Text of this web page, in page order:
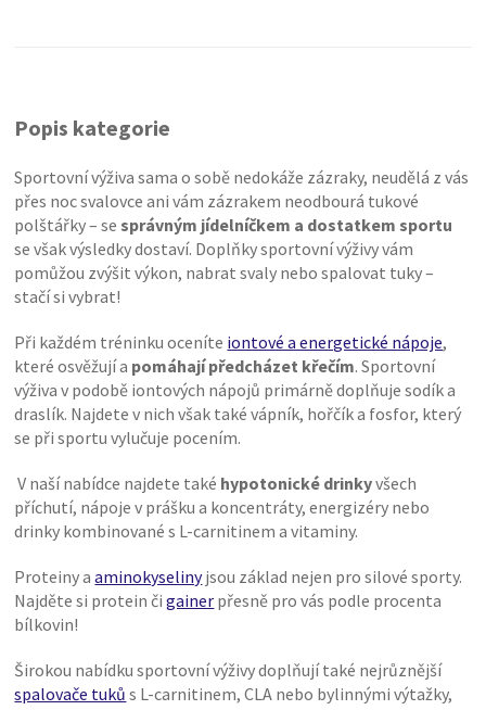
Popis kategorie
Sportovní výživa sama o sobě nedokáže zázraky, neudělá z vás
přes noc svalovce ani vám zázrakem neodbourá tukové
polštářky – se správným jídelníčkem a dostatkem sportu
se však výsledky dostaví. Doplňky sportovní výživy vám
pomůžou zvýšit výkon, nabrat svaly nebo spalovat tuky –
stačí si vybrat!
Při každém tréninku oceníte iontové a energetické nápoje,
které osvěžují a pomáhají předcházet křečím. Sportovní
výživa v podobě iontových nápojů primárně doplňuje sodík a
draslík. Najdete v nich však také vápník, hořčík a fosfor, který
se při sportu vylučuje pocením.
V naší nabídce najdete také hypotonické drinkyvšech
příchutí, nápoje v prášku a koncentráty, energizéry nebo
drinky kombinované s L-carnitinem a vitaminy.
Proteiny aaminokyselinyjsou základ nejen pro silové sporty.
Najděte si protein čigainer přesně pro vás podle procenta
bílkovin!
Širokou nabídku sportovní výživy doplňují také nejrůznější
spalovače tuků s L-carnitinem, CLA nebo bylinnými výtažky,